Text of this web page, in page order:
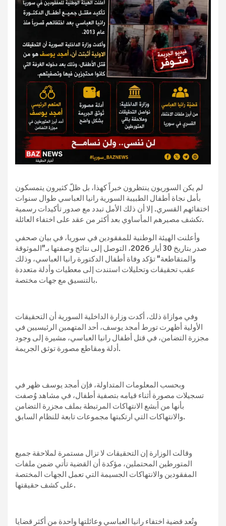
لم يكن السوريون ينتظرون خبراً كهذا، بل ظلّ كثيرون يتمسكون
بأمل نجاة أطفال الطبيبة السورية رانيا العباسي طوال سنوات
اختفائهم القسري. إلا أن ذلك الأمل تبدد مع صدور تأكيدات رسمية
تكشف مصيرهم المأساوي بعد أكثر من عقد على اختفاء العائلة.
وأعلنت الهيئة الوطنية للمفقودين في سوريا، في بيان صحفي
صدر بتاريخ 30 أيار 2026، التوصل إلى نتائج وصفتها بـ”الموثوقة
والمتقاطعة” تؤكد وفاة أطفال الدكتورة رانيا العباسي، وذلك
عقب تحقيقات وتحليلات استندت إلى معطيات وأدلة متعددة
بالتنسيق مع جهات مختصة.
وفي موازاة ذلك، أكدت وزارة الداخلية السورية أن التحقيقات
الأولية أظهرت تورط أمجد يوسف، أحد المتهمين الرئيسيين في
مجزرة التضامن، في قتل أطفال رانيا العباسي، مشيرة إلى وجود
أدلة ومقاطع مصورة توثق الجريمة.
وبحسب المعلومات المتداولة، فإن أمجد يوسف ظهر في
تسجيلات مصورة أثناء قيامه بتصفية أطفال، في مشاهد وُصفت
بأنها من أبشع الانتهاكات المرتبطة بملف مجزرة التضامن
والانتهاكات التي ارتكبتها مجموعات تابعة للنظام السابق.
وقالت الوزارة إن التحقيقات لا تزال مستمرة لملاحقة جميع
المتورطين المحتملين، مؤكدة أن القضية تأتي ضمن ملفات
المفقودين والانتهاكات الجسيمة التي تعمل الجهات المختصة
على كشف حقيقتها.
وتُعد قضية اختفاء رانيا العباسي وعائلتها واحدة من أكثر قضايا